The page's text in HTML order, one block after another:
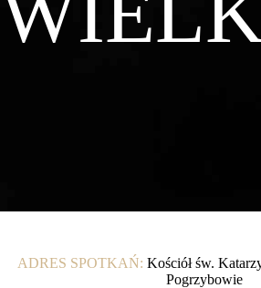
ADRES SPOTKAŃ: Kościół św.
Pogrzybowie